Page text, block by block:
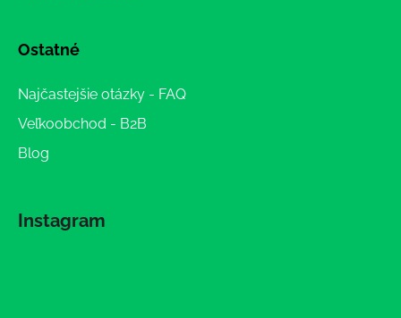
Ostatné
Najčastejšie otázky - FAQ
Veľkoobchod - B2B
Blog
Instagram